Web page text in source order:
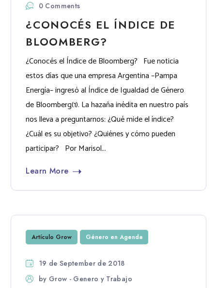
0 Comments
¿CONOCÉS EL ÍNDICE DE
BLOOMBERG?
¿Conocés el Índice de Bloomberg? Fue noticia
estos días que una empresa Argentina –Pampa
Energía– ingresó al Índice de Igualdad de Género
de Bloomberg(1). La hazaña inédita en nuestro país
nos lleva a preguntarnos: ¿Qué mide el índice?
¿Cuál es su objetivo? ¿Quiénes y cómo pueden
participar? Por Marisol...
Learn More
Artículo Grow Género en Agenda
19 de September de 2018
by Grow - Genero y Trabajo